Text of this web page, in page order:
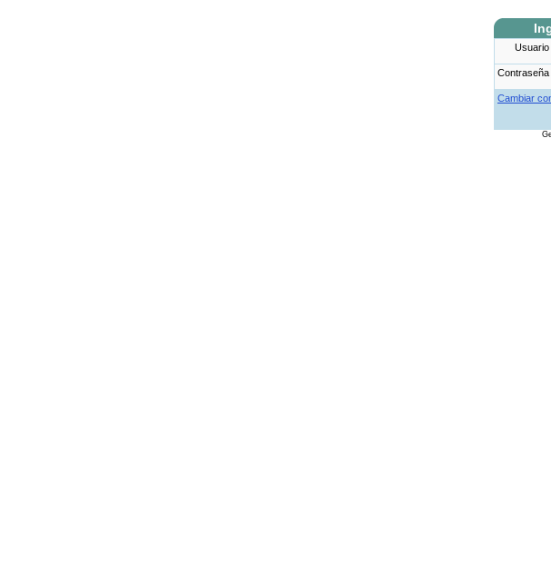
Usuario
Contraseña
Cambiar